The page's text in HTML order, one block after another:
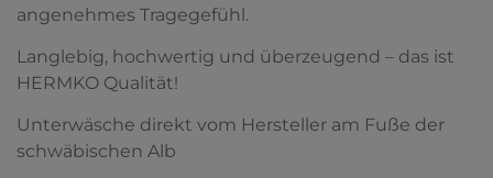
angenehmes Tragegefühl.
Langlebig, hochwertig und überzeugend – das ist
HERMKO Qualität!
Unterwäsche direkt vom Hersteller am Fuße der
schwäbischen Alb